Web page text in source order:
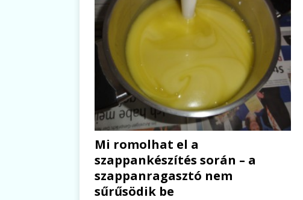
Mi romolhat el a
szappankészítés során – a
szappanragasztó nem
sűrűsödik be